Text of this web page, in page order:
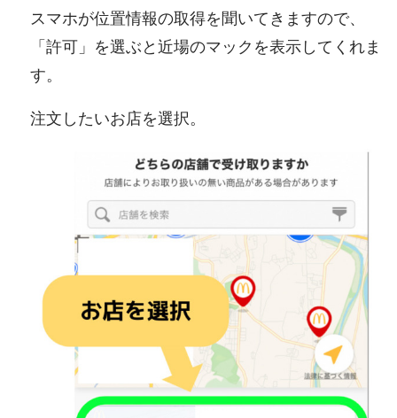
スマホが位置情報の取得を聞いてきますので、
「許可」を選ぶと近場のマックを表示してくれま
す。
注文したいお店を選択。